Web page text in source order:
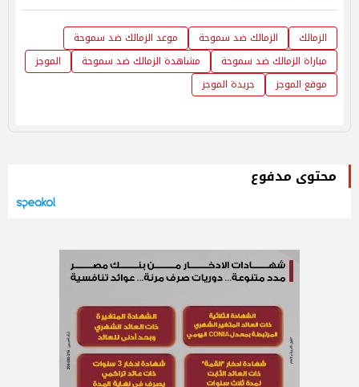
الزمالك الزمالك ضد سموحة
موعد الزمالك ضد سموحة
مباراة الزمالك ضد سموحة
مشاهدة الزمالك ضد سموحة
الموجز
موقع الموجز
جريدة الموجز
محتوى مدفوع